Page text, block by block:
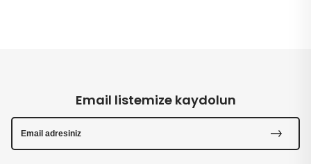
Email listemize kaydolun